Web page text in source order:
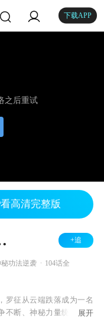
下载APP
之后重试
高清完整版
二季 +追
功法逆袭 104话全
罗征从云端跌落成为一名
不断、神秘力量统治的世
展开